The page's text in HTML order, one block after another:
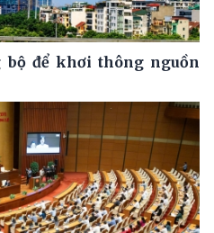
bộ để khơi thông nguồn